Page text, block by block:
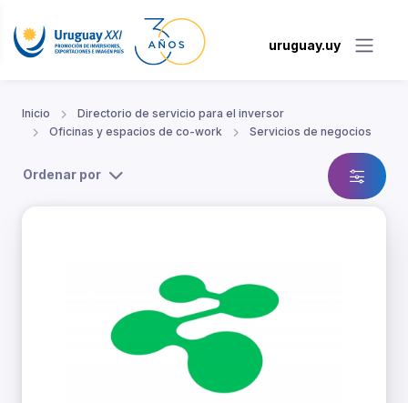
uruguay.uy
Inicio
Directorio de servicio para el inversor
Oficinas y espacios de co-work
Servicios de negocios
Ordenar por